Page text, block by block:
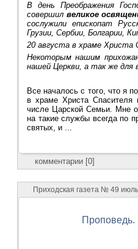
В день Преображения
совершил великое
сослужили епископат
Грузии, Сербии, Болгарии,
20 августа в храме
Некоторым нашим
нашей Церкви, а так же для
Все началось с того, что я
в храме Христа Спасителя
числе Царской Семьи. Мне
на такие службы всегда по
святых, и ...
комментарии [0]
Приходская газета № 49